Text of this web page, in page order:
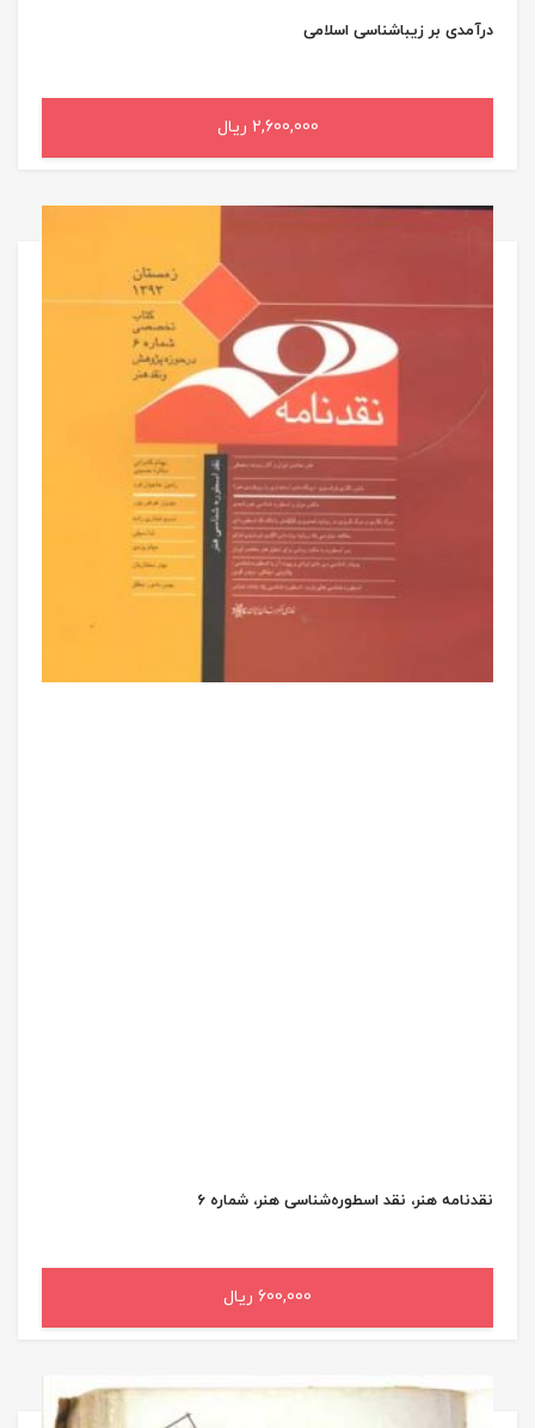
درآمدی بر زیباشناسی اسلامی
2,600,000 ریال
افزودن به سبد خرید
نقد‌نامه هنر، نقد اسطوره‌شناسی هنر، ‌شماره 6
600,000 ریال
افزودن به سبد خرید